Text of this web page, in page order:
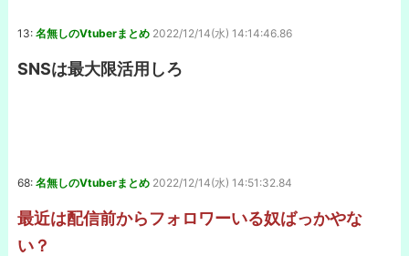
13: 名無しのVtuberまとめ 2022/12/14(水) 14:14:46.86
SNSは最大限活用しろ
68: 名無しのVtuberまとめ 2022/12/14(水) 14:51:32.84
最近は配信前からフォロワーいる奴ばっかやな
い？